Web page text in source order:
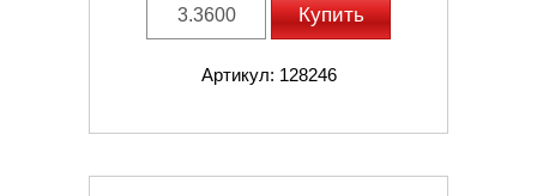
Купить
Артикул: 128246